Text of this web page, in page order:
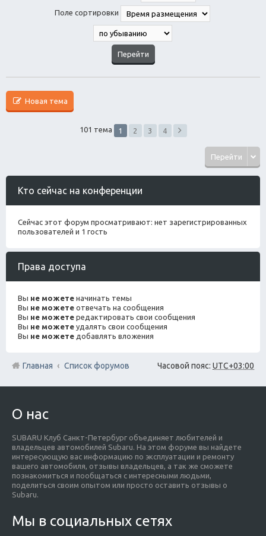
Поле сортировки
Новая тема
101 тема 1 2 3 4
Перейти
Кто сейчас на конференции
Сейчас этот форум просматривают: нет зарегистрированных
пользователей и 1 гость
Права доступа
Вы не можете начинать темы
Вы не можете отвечать на сообщения
Вы не можете редактировать свои сообщения
Вы не можете удалять свои сообщения
Вы не можете добавлять вложения
Часовой пояс: UTC+03:00
Главная Список форумов
О нас
SUBARU Клуб Санкт-Петербург объединяет любителей и
владельцев автомобилей Subaru. На этом форуме вы найдете
интересующую вас информацию по эксплуатации и ремонту
вашего автомобиля, отзывы владельцев, а так же сможете
познакомиться и пообщаться с интересными людьми,
поделиться своим опытом или просто оставить отзывы о
Subaru.
Мы в социальных сетях